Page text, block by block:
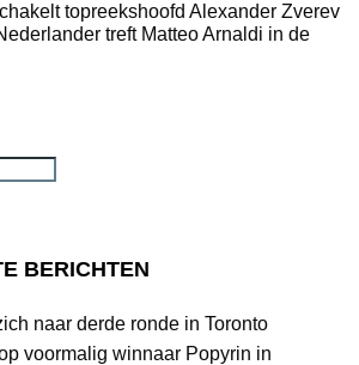
topreekshoofd Alexander Zverev
treft Matteo Arnaldi in de
BERICHTEN
naar derde ronde in Toronto
voormalig winnaar Popyrin in